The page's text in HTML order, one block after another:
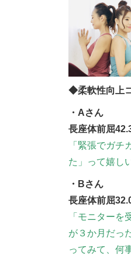
◆柔軟性向上
・Aさん
長座体前屈
「緊張でガ
た」って嬉し
・Bさん
長座体前屈
「モニター
が３か月だっ
ってみて、何